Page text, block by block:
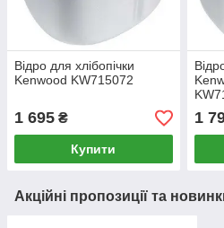
Відро для хлібопічки
Kenwood KW715072
1 695 ₴
Купити
1
Акційні пропозиції та